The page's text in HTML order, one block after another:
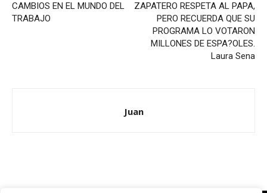
CAMBIOS EN EL MUNDO DEL
TRABAJO
ZAPATERO RESPETA AL PAPA,
PERO RECUERDA QUE SU
PROGRAMA LO VOTARON
MILLONES DE ESPA?OLES.
Laura Sena
Juan